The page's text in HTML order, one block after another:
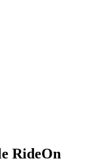
RideOn